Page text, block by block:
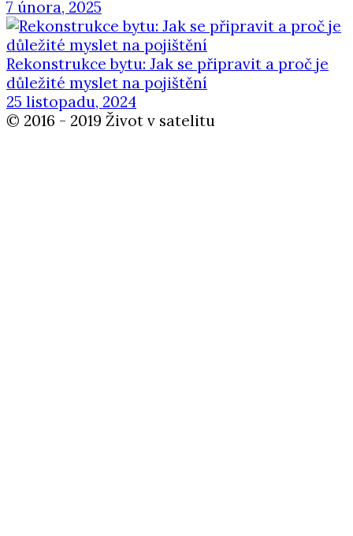
7 února, 2025
Rekonstrukce bytu: Jak se připravit a proč je
důležité myslet na pojištění
25 listopadu, 2024
© 2016 - 2019 Život v satelitu